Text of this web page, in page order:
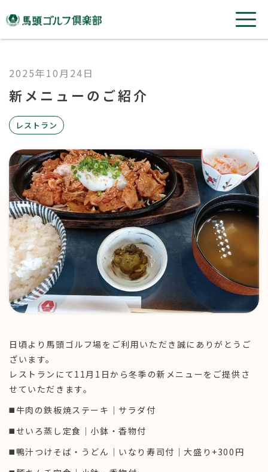
2025年10月24日
新メニューのご紹介
レストラン
日頃より馬頭ゴルフ場をご利用いただき誠にありがとうご
ざいます。
レストランにて11月1日から冬季の新メニューをご提供さ
せていただきます。
◼️牛肉の鉄板焼ステーキ｜サラダ付
◼️せいろ蒸し定食｜小鉢・香物付
◼️ 鴨汁つけそば・うどん ｜いなり寿司付｜大盛り+300円